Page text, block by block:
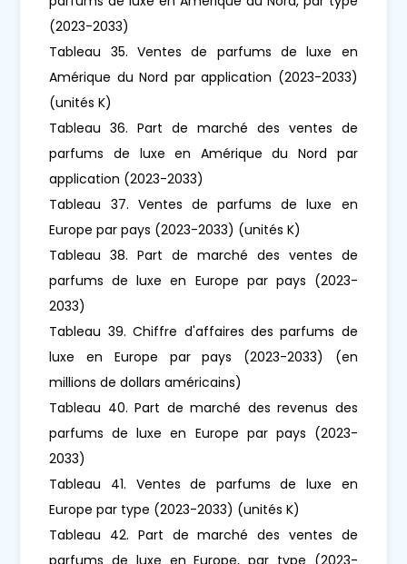
(2023-2033)
Tableau 35. Ventes de parfums de luxe en
Amérique du Nord par application (2023-2033)
(unités K)
Tableau 36. Part de marché des ventes de
parfums de luxe en Amérique du Nord par
application (2023-2033)
Tableau 37. Ventes de parfums de luxe en
Europe par pays (2023-2033) (unités K)
Tableau 38. Part de marché des ventes de
parfums de luxe en Europe par pays (2023-
2033)
Tableau 39. Chiffre d'affaires des parfums de
luxe en Europe par pays (2023-2033) (en
millions de dollars américains)
Tableau 40. Part de marché des revenus des
parfums de luxe en Europe par pays (2023-
2033)
Tableau 41. Ventes de parfums de luxe en
Europe par type (2023-2033) (unités K)
Tableau 42. Part de marché des ventes de
parfums de luxe en Europe, par type (2023-